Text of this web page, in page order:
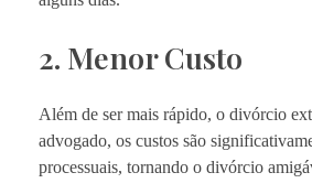
2. Menor Custo
Além de ser mais rápido, o divórcio
advogado, os custos são
processuais, tornando o divórcio